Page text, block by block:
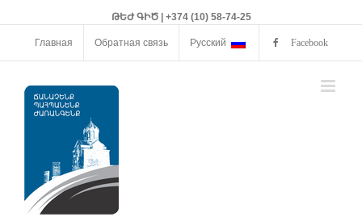
ԹԵԺ ԳԻԾ | +374 (10) 58-74-25
Главная Обратная связь Русский Facebook